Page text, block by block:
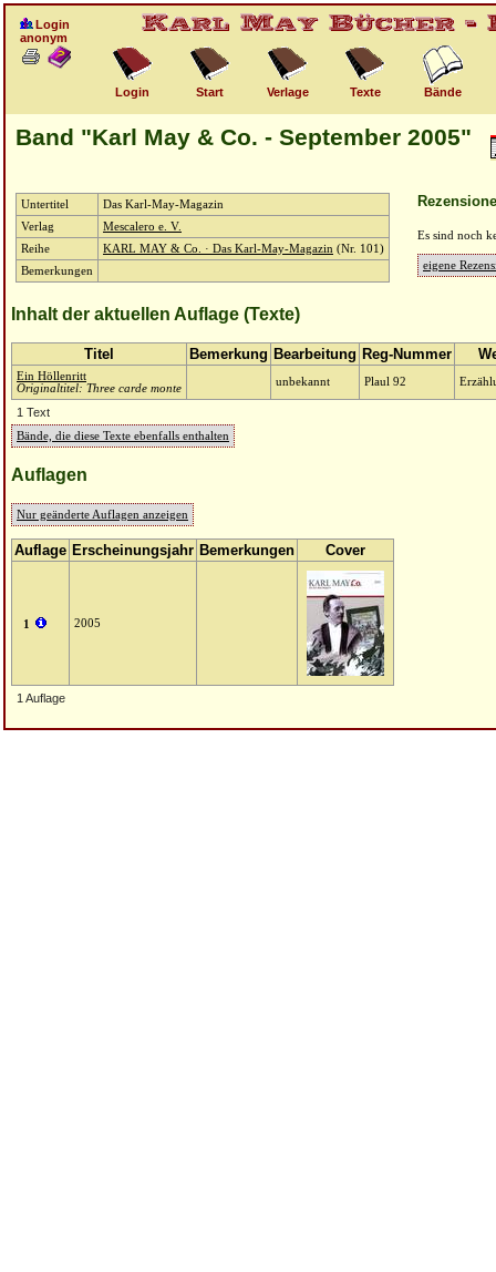
Login
anonym
Login Start Verlage Texte Bände
Band "Karl May & Co. - September 2005"
Untertitel
Das Karl-May-Magazin
Verlag
Mescalero e. V.
Reihe
KARL MAY & Co. · Das Karl-May-Magazin (Nr. 101)
Bemerkungen
Es sind noch
eigene
Inhalt der aktuellen Auflage (Texte)
Titel Bemerkung Bearbeitung Reg-Nummer
Ein Höllenritt
Originaltitel: Three carde monte
unbekannt Plaul 92
1 Text
Bände, die diese Texte ebenfalls enthalten
Auflagen
Nur geänderte Auflagen anzeigen
Auflage Erscheinungsjahr Bemerkungen Cover
1 2005
1 Auflage